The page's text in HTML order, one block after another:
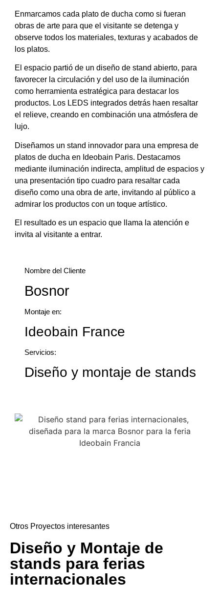
Enmarcamos cada plato de ducha como si fueran
obras de arte para que el visitante se detenga y
observe todos los materiales, texturas y acabados de
los platos.
El espacio partió de un diseño de stand abierto, para
favorecer la circulación y del uso de la iluminación
como herramienta estratégica para destacar los
productos. Los LEDS integrados detrás haen resaltar
el relieve, creando en combinación una atmósfera de
lujo.
Diseñamos un stand innovador para una empresa de
platos de ducha en Ideobain Paris. Destacamos
mediante iluminación indirecta, amplitud de espacios y
una presentación tipo cuadro para resaltar cada
diseño como una obra de arte, invitando al público a
admirar los productos con un toque artístico.
El resultado es un espacio que llama la atención e
invita al visitante a entrar.
Nombre del Cliente
Bosnor
Montaje en:
Ideobain France
Servicios:
Diseño y montaje de stands
Otros Proyectos interesantes
Diseño y Montaje de
stands para ferias
internacionales